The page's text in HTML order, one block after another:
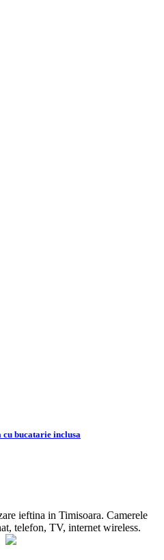
bucatarie inclusa
ieftina in Timisoara. Camerele
telefon, TV, internet wireless.